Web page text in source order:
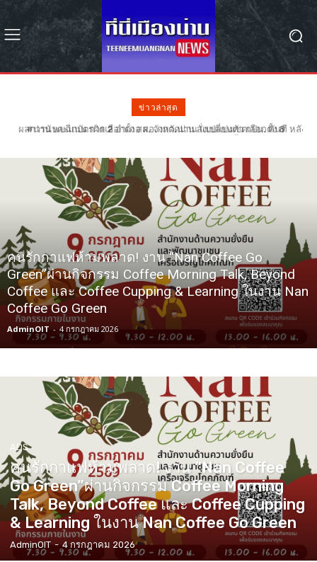
ข่าวล่าสุด
#น่าน พบฉีกบัตรผิด 2 อำเภอ ผอ.กกต.น่าน สั่งเปลี่ยนตัว กปน. ทันที หลัง
คนรักกาแฟห้ามพลาด! งาน “Nan Coffee Go
Green”ผ่านกิจกรรม Coffee Morning Talk, Beyond
Coffee และ Coffee Cupping & Learning ในงาน Nan
Coffee Go Green
AdminOIT - 4 กรกฎาคม 2026
ADS
คนรักกาแฟห้ามพลาด! งาน “Nan Coffee
Go Green”ผ่านกิจกรรม Coffee Morning
Talk, Beyond Coffee และ Coffee Cupping
& Learning ในงาน Nan Coffee Go Green
AdminOIT - 4 กรกฎาคม 2026